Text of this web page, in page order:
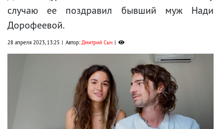
случаю ее поздравил бывший муж Нади
Дорофеевой.
28 апреля 2023, 13:25 Автор:Дмитрий Сыч